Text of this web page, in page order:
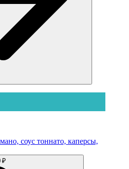
соус тоннато, каперсы,
₽